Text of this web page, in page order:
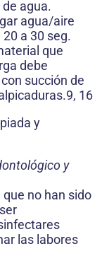
agua.
agua/aire
a 30 seg.
que
debe
succión de
16
y
y
no han sido
las labores